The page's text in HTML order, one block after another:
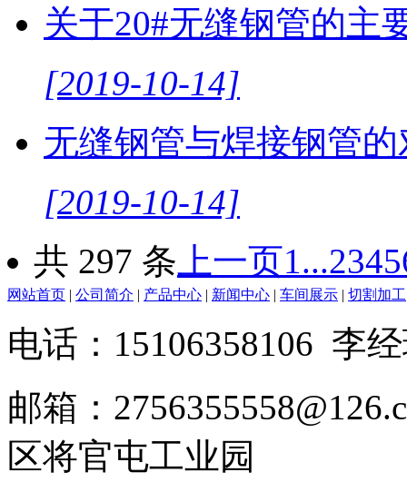
关于20#无缝钢管的主
[2019-10-14]
无缝钢管与焊接钢管的
[2019-10-14]
共 297 条 上一页1...2345
网站首页 | 公司简介 | 产品中心 | 新闻中心 | 车间展示 | 切割加工
电话：15106358106 李
邮箱：
区将官屯工业园